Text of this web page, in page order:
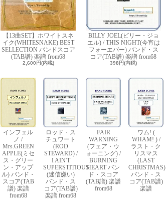
【13曲SET】ホワイトスネ
イク(WHITESNAKE) BEST
SELLECTION バンドスコア
(TAB譜) 楽譜 from68
2,600円(内税)
BILLY JOEL(ビリー・ジョ
エル) / THIS NIGHT(今宵は
フォーエバー) バンド・ス
コア(TAB譜) 楽譜 from68
398円(内税)
インフェル
ノ /
Mrs.GREEN
APPLE(ミセ
ス・グリー
ン・アップ
ル) バンド・
スコア(TAB
譜) 楽譜
from68
ロッド・ス
チュワート
(ROD
STEWARD) /
I AIN'T
SUPERSTITIOUS
(迷信嫌い)
バンド・ス
コア(TAB譜)
楽譜 from68
FAIR
WARNING
(フェア・ウ
ォーニング) /
BURNING
HEART バン
ド・スコア
(TAB譜) 楽譜
from68
ワム! (
WHAM! ) /
ラスト・ク
リスマス
(LAST
CHRISTMAS)
バンド・ス
コア(TAB譜)
楽譜